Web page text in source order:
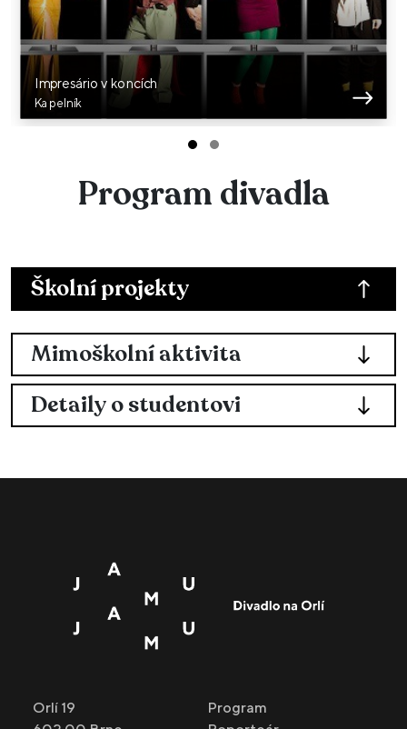
Školní projekty
Mimoškolní aktivita
Detaily o studentovi
Impresário v koncích
Kapelník
Program divadla
Orlí 19
Program